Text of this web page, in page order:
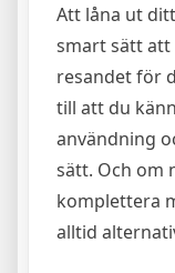
Att låna ut
smart sätt att
resandet för
till att du
användning
sätt. Och om
komplettera
alltid